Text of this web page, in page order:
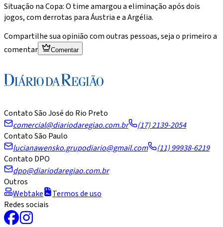
Situação na Copa: O time amargou a eliminação após dois
jogos, com derrotas para Áustria e a Argélia.
Compartilhe sua opinião com outras pessoas, seja o primeiro a
comentar
Comentar
Contato São José do Rio Preto
comercial@diariodaregiao.com.br
(17) 2139-2054
Contato São Paulo
lucianawensko.grupodiario@gmail.com
(11) 99938-6219
Contato DPO
dpo@diariodaregiao.com.br
Outros
Webtake
Termos de uso
Redes sociais